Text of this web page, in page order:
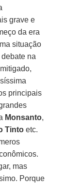
grave e
da era
situação
na
principais
Monsanto,
Tinto etc.
mas
Porque